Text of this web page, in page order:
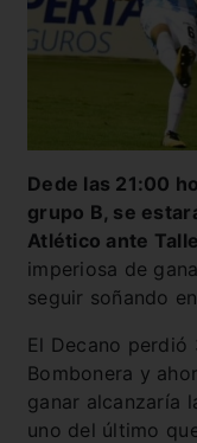
Dede las 21:00
grupo B, se
Atlético ante
imperiosa de
seguir soñando
El Decano perdió
Bombonera y
ganar alcanzaría
uno del último